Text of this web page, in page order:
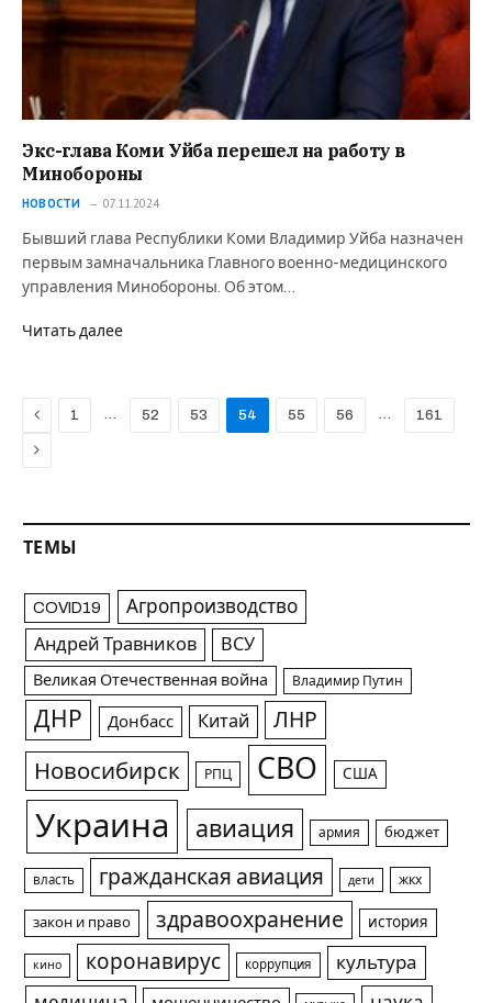
Экс-глава Коми Уйба перешел на работу в
Минобороны
НОВОСТИ 07.11.2024
Бывший глава Республики Коми Владимир Уйба назначен
первым замначальника Главного военно-медицинского
управления Минобороны. Об этом…
Читать далее
Previous
1 … 52 53 54 55 56 … 161
Next
ТЕМЫ
COVID19 Агропроизводство
Андрей Травников ВСУ
Великая Отечественная война Владимир Путин
ДНР Донбасс Китай ЛНР
Новосибирск РПЦ СВО США
Украина авиация армия бюджет
власть гражданская авиация дети жкх
закон и право здравоохранение история
кино коронавирус коррупция
культура